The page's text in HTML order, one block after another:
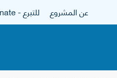
عن المشروع للتبرع - donate